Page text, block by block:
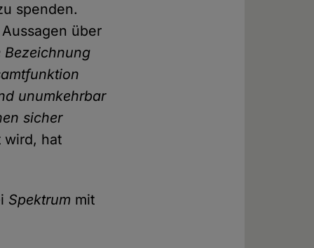
spenden.
über
Bezeichnung
unumkehrbar
sicher
wird, hat
Spektrum mit